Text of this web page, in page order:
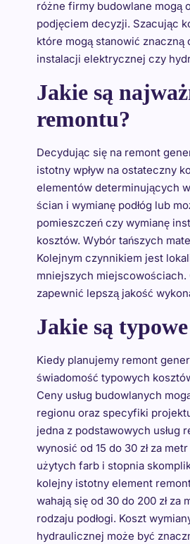
różne firmy budowlane mogą
podjęciem decyzji. Szacując
które mogą stanowić znaczną
instalacji elektrycznej czy
Jakie są
remontu?
Decydując się na remont
istotny wpływ na ostateczny
elementów determinujących
ścian i wymianę podłóg lub
pomieszczeń czy wymianę
kosztów. Wybór tańszych
Kolejnym czynnikiem jest
mniejszych
zapewnić lepszą jakość
Jakie są
Kiedy planujemy remont
świadomość typowych
Ceny usług budowlanych
regionu oraz specyfiki
jedna z podstawowych usług
wynosić od 15 do 30 zł za
użytych farb i stopnia
kolejny istotny element
wahają się od 30 do 200 zł
rodzaju podłogi. Koszt
hydraulicznej może być